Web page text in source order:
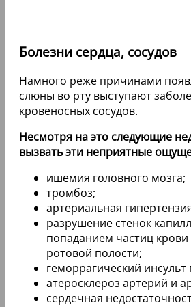
Болезни сердца, сосудов
Намного реже причинами
слюны во рту выступают
кровеносных сосудов.
Несмотря на это следующие
вызвать эти неприятные
ишемия головного мозга;
тромбоз;
артериальная
разрушение стенок
попаданием частиц крови
ротовой полости;
геморрагический инсульт
атеросклероз артерий и
сердечная